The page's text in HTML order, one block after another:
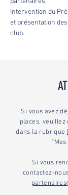
Intervention du
et présentation
club.
Si vous avez
places,
dans la rubrique
Si vous
contactez-